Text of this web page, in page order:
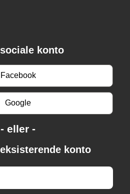
konto
Facebook
Google
konto